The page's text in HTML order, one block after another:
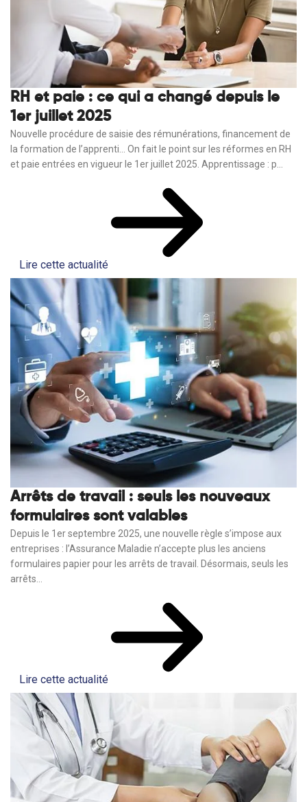
RH et paie : ce qui a changé depuis le
1er juillet 2025
Nouvelle procédure de saisie des rémunérations, financement de
la formation de l’apprenti… On fait le point sur les réformes en RH
et paie entrées en vigueur le 1er juillet 2025. Apprentissage : p...
Lire cette actualité
Arrêts de travail : seuls les nouveaux
formulaires sont valables
Depuis le 1er septembre 2025, une nouvelle règle s’impose aux
entreprises : l’Assurance Maladie n’accepte plus les anciens
formulaires papier pour les arrêts de travail. Désormais, seuls les
arrêts...
Lire cette actualité